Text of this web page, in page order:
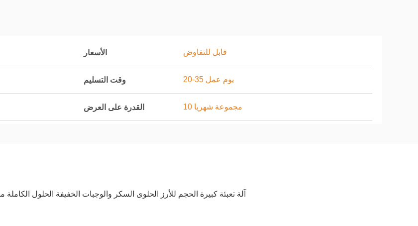
الأسعار قابل للتفاوض
وقت التسليم 20-35 يوم عمل
القدرة على العرض 10 مجموعة شهريا
آلة تعبئة كبيرة الحجم للأرز الحلوى السكر والوجبات الخفيفة الحلول